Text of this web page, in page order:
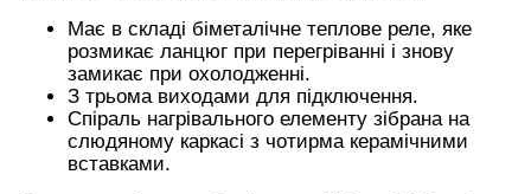
Має в складі біметалічне теплове реле, яке
розмикає ланцюг при перегріванні і знову
замикає при охолодженні.
З трьома виходами для підключення.
Спіраль нагрівального елементу зібрана на
слюдяному каркасі з чотирма керамічними
вставками.